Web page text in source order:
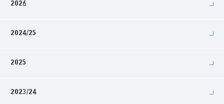
2026
2024/25
2025
2023/24